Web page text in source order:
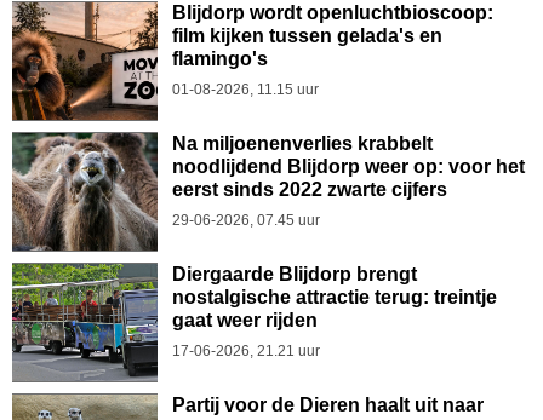
Blijdorp wordt openluchtbioscoop:
film kijken tussen gelada's en
flamingo's
01-08-2026, 11.15 uur
Na miljoenenverlies krabbelt
noodlijdend Blijdorp weer op: voor het
eerst sinds 2022 zwarte cijfers
29-06-2026, 07.45 uur
Diergaarde Blijdorp brengt
nostalgische attractie terug: treintje
gaat weer rijden
17-06-2026, 21.21 uur
Partij voor de Dieren haalt uit naar